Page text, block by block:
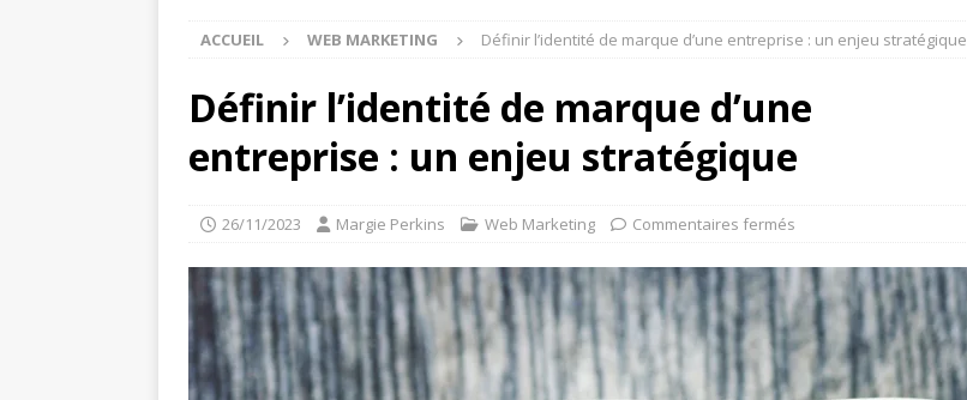
ACCUEIL WEB MARKETING Définir l’identité de marque d’une entreprise : un enjeu stratégique
Définir l’identité de marque d’une
entreprise : un enjeu stratégique
26/11/2023 Margie Perkins Web Marketing Commentaires fermés